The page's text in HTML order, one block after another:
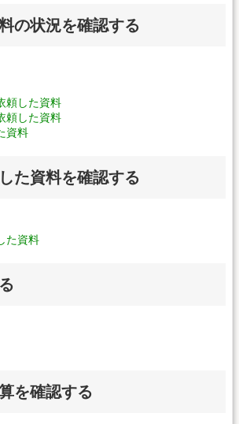
の状況を確認する
頼した資料
頼した資料
資料
た資料を確認する
た資料
を確認する